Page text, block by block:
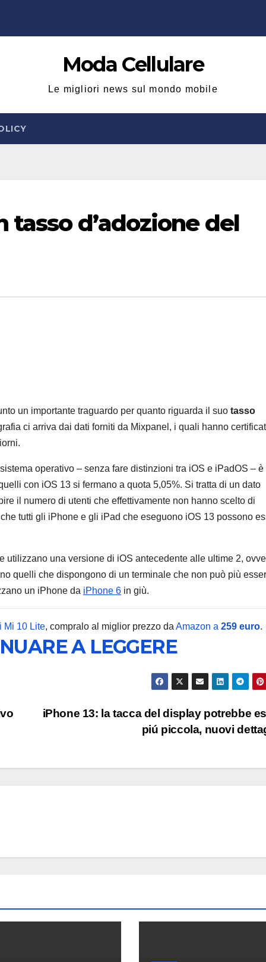
Moda Cellulare
Le migliori news sul mondo mobile
tasso d’adozione del
un importante traguardo per quanto riguarda il suo tasso
ci arriva dai dati forniti da Mixpanel, i quali hanno
operativo – senza fare distinzioni tra iOS e iPadOS – è
con iOS 13 si fermano a quota 5,05%. Si tratta di un dato
il numero di utenti che effettivamente non hanno scelto di
tutti gli iPhone e gli iPad che eseguono iOS 13 possono
utilizzano una versione di iOS antecedente alle ultime 2,
quelli che dispongono di un terminale che non può più
un iPhone da iPhone 6 in giù.
Mi 10 Lite, compralo al miglior prezzo da Amazon a 259 euro.
A LEGGERE
iPhone 13: la tacca del display potrebbe
piú piccola, nuovi
ANDROID
sullo
9 AGOSTO